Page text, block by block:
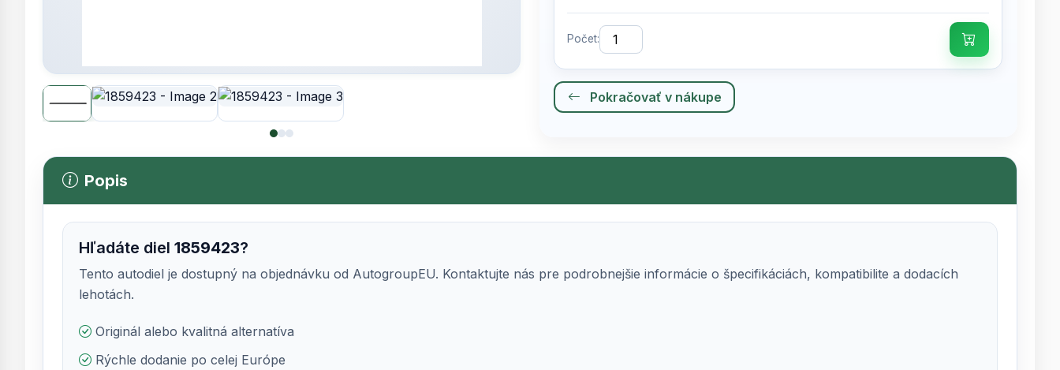
Počet:
Pokračovať v nákupe
Popis
Hľadáte diel1859423?
Tento autodiel je dostupný na objednávku od AutogroupEU. Kontaktujte nás pre podrobnejšie informácie o špecifikáciách, kompatibilite a dodacích
lehotách.
Originál alebo kvalitná alternatíva
Rýchle dodanie po celej Európe